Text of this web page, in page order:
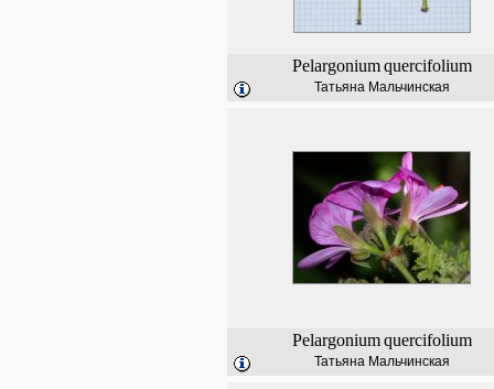
Pelargonium quercifolium
Татьяна Мальчинская
Pelargonium quercifolium
Татьяна Мальчинская